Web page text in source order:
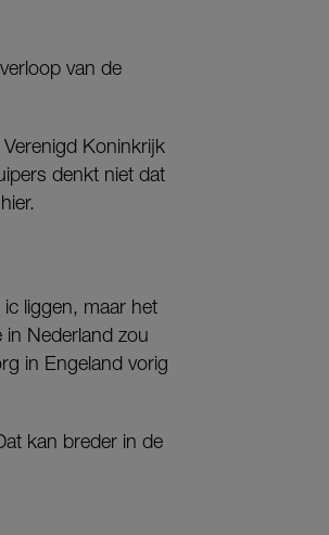
van de
Koninkrijk
denkt niet dat
liggen, maar het
in Nederland zou
in Engeland vorig
kan breder in de